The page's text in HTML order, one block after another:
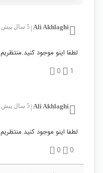
Ali Akhlaghi 5 سال پیش
لطفا اینو موجود کنید.منتظریم
1
0
Ali Akhlaghi 5 سال پیش
لطفا اینو موجود کنید.منتظریم
0
0